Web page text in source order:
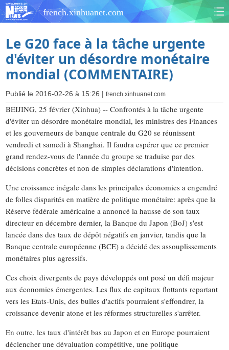
french.xinhuanet.com
Le G20 face à la tâche urgente
d'éviter un désordre monétaire
mondial (COMMENTAIRE)
Publié le 2016-02-26 à 15:26 |french.xinhuanet.com
BEIJING, 25 février (Xinhua) -- Confrontés à la tâche urgente
d'éviter un désordre monétaire mondial, les ministres des Finances
et les gouverneurs de banque centrale du G20 se réunissent
vendredi et samedi à Shanghai. Il faudra espérer que ce premier
grand rendez-vous de l'année du groupe se traduise par des
décisions concrètes et non de simples déclarations d'intention.
Une croissance inégale dans les principales économies a engendré
de folles disparités en matière de politique monétaire: après que la
Réserve fédérale américaine a annoncé la hausse de son taux
directeur en décembre dernier, la Banque du Japon (BoJ) s'est
lancée dans des taux de dépôt négatifs en janvier, tandis que la
Banque centrale européenne (BCE) a décidé des assouplissements
monétaires plus agressifs.
Ces choix divergents de pays développés ont posé un défi majeur
aux économies émergentes. Les flux de capitaux flottants repartant
vers les Etats-Unis, des bulles d'actifs pourraient s'effondrer, la
croissance devenir atone et les réformes structurelles s'arrêter.
En outre, les taux d'intérêt bas au Japon et en Europe pourraient
déclencher une dévaluation compétitive, une politique